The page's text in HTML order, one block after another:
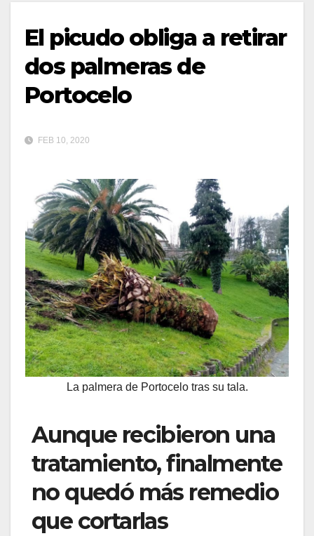
El picudo obliga a retirar
dos palmeras de
Portocelo
FEB 10, 2020
La palmera de Portocelo tras su tala.
Aunque recibieron una
tratamiento, finalmente
no quedó más remedio
que cortarlas